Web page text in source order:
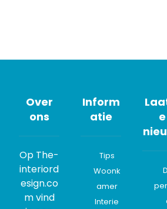
Over
ons
Op The-
interiord
esign.co
m vind
Inform
atie
Tips
Woonk
amer
Interie
e